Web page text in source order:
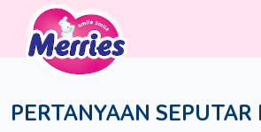
PERTANYAAN SEPUTAR